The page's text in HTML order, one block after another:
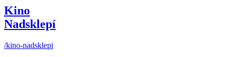
Kino
Nadsklepí
/kino-nadsklepi